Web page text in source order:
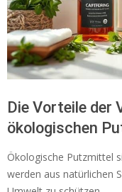
Die Vorteile der
ökologischen
Ökologische Putzmittel
werden aus natürlichen